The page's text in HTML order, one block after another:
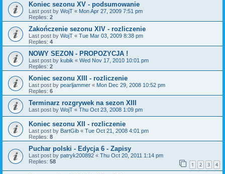
Koniec sezonu XV - podsumowanie
Last post by WojT « Mon Apr 27, 2009 7:51 pm
Replies: 2
Zakończenie sezonu XIV - rozliczenie
Last post by WojT « Tue Mar 03, 2009 8:38 pm
Replies: 4
NOWY SEZON - PROPOZYCJA !
Last post by kubik « Wed Nov 17, 2010 10:01 pm
Replies: 2
Koniec sezonu XIII - rozliczenie
Last post by pearljammer « Mon Dec 29, 2008 10:52 pm
Replies: 6
Terminarz rozgrywek na sezon XIII
Last post by WojT « Thu Oct 23, 2008 1:09 pm
Koniec sezonu XII - rozliczenie
Last post by BartGib « Tue Oct 21, 2008 4:01 pm
Replies: 8
Puchar polski - Edycja 6 - Zapisy
Last post by patryk200892 « Thu Oct 20, 2011 1:14 pm
Replies: 58 1 2 3 4